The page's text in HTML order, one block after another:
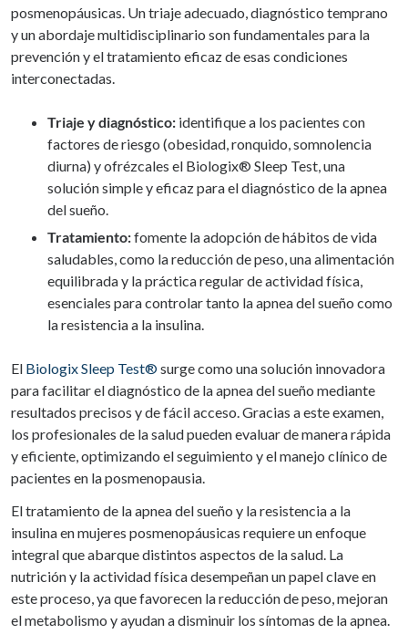
posmenopáusicas. Un triaje adecuado, diagnóstico temprano
y un abordaje multidisciplinario son fundamentales para la
prevención y el tratamiento eficaz de esas condiciones
interconectadas.
Triaje y diagnóstico: identifique a los pacientes con
factores de riesgo (obesidad, ronquido, somnolencia
diurna) y ofrézcales el Biologix® Sleep Test, una
solución simple y eficaz para el diagnóstico de la apnea
del sueño.
Tratamiento:fomente la adopción de hábitos de vida
saludables, como la reducción de peso, una alimentación
equilibrada y la práctica regular de actividad física,
esenciales para controlar tanto la apnea del sueño como
la resistencia a la insulina.
El Biologix Sleep Test®surge como una solución innovadora
para facilitar el diagnóstico de la apnea del sueño mediante
resultados precisos y de fácil acceso. Gracias a este examen,
los profesionales de la salud pueden evaluar de manera rápida
y eficiente, optimizando el seguimiento y el manejo clínico de
pacientes en la posmenopausia.
El tratamiento de la apnea del sueño y la resistencia a la
insulina en mujeres posmenopáusicas requiere un enfoque
integral que abarque distintos aspectos de la salud. La
nutrición y la actividad física desempeñan un papel clave en
este proceso, ya que favorecen la reducción de peso, mejoran
el metabolismo y ayudan a disminuir los síntomas de la apnea.